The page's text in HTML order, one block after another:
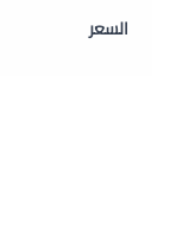
السعر